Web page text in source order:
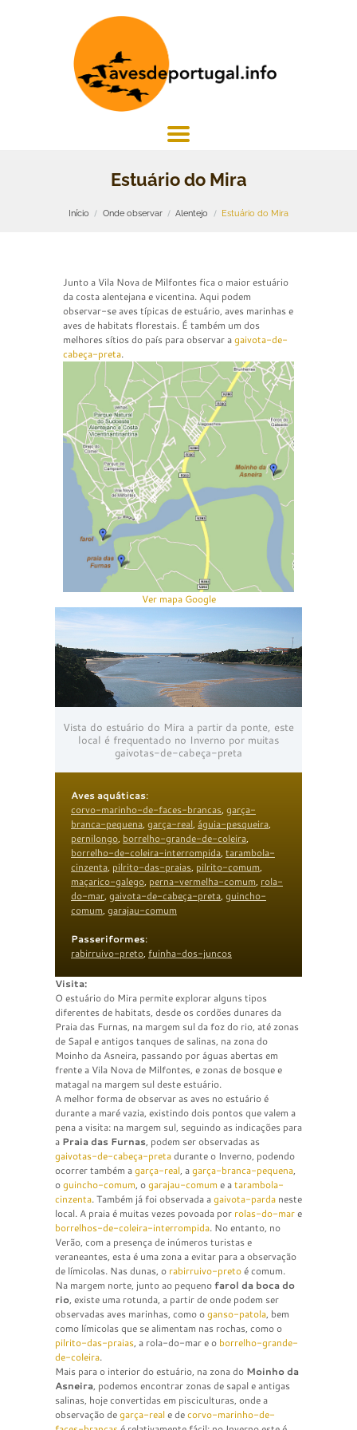
Estuário do Mira
Início Onde observar Alentejo Estuário do Mira
Junto a Vila Nova de Milfontes fica o maior estuário
da costa alentejana e vicentina. Aqui podem
observar-se aves típicas de estuário, aves marinhas e
aves de habitats florestais. É também um dos
melhores sítios do país para observar agaivota-de-
cabeça-preta.
Ver mapa Google
Vista do estuário do Mira a partir da ponte, este
local é frequentado no Inverno por muitas
gaivotas-de-cabeça-preta
Aves aquáticas:
corvo-marinho-de-faces-brancas, garça-
branca-pequena, garça-real, águia-pesqueira,
pernilongo, borrelho-grande-de-coleira,
borrelho-de-coleira-interrompida, tarambola-
cinzenta, pilrito-das-praias, pilrito-comum,
maçarico-galego, perna-vermelha-comum, rola-
do-mar, gaivota-de-cabeça-preta, guincho-
comum, garajau-comum
Passeriformes:
rabirruivo-preto, fuinha-dos-juncos
Visita:
O estuário do Mira permite explorar alguns tipos
diferentes de habitats, desde os cordões dunares da
Praia das Furnas, na margem sul da foz do rio, até zonas
de Sapal e antigos tanques de salinas, na zona do
Moinho da Asneira, passando por águas abertas em
frente a Vila Nova de Milfontes, e zonas de bosque e
matagal na margem sul deste estuário.
A melhor forma de observar as aves no estuário é
durante a maré vazia, existindo dois pontos que valem a
pena a visita: na margem sul, seguindo as indicações para
a Praia das Furnas, podem ser observadas as
gaivotas-de-cabeça-pretadurante o Inverno, podendo
ocorrer também agarça-real, agarça-branca-pequena,
oguincho-comum, ogarajau-comum e atarambola-
cinzenta. Também já foi observada agaivota-parda neste
local. A praia é muitas vezes povoada por rolas-do-mare
borrelhos-de-coleira-interrompida. No entanto, no
Verão, com a presença de inúmeros turistas e
veraneantes, esta é uma zona a evitar para a observação
de límicolas. Nas dunas, o rabirruivo-pretoé comum.
Na margem norte, junto ao pequenofarol da boca do
rio, existe uma rotunda, a partir de onde podem ser
observadas aves marinhas, como oganso-patola, bem
como límicolas que se alimentam nas rochas, como o
pilrito-das-praias, a rola-do-mar e o borrelho-grande-
de-coleira.
Mais para o interior do estuário, na zona do Moinho da
Asneira, podemos encontrar zonas de sapal e antigas
salinas, hoje convertidas em pisciculturas, onde a
observação degarça-reale decorvo-marinho-de-